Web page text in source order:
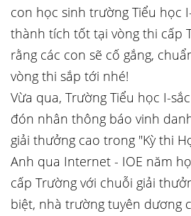
con học sinh trường Tiểu học
thành tích tốt tại vòng thi cấp
rằng các con sẽ cố gắng,
vòng thi sắp tới nhé!
Vừa qua, Trường Tiểu học I-
đón nhân thông báo vinh
giải thưởng cao trong "Kỳ thi
Anh qua Internet - IOE năm
cấp Trường với chuỗi giải
biệt, nhà trường tuyên dương